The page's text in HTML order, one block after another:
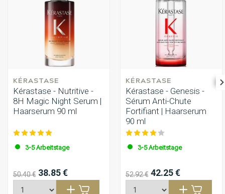
KÉRASTASE
Kérastase - Nutritive -
8H Magic Night Serum |
Haarserum 90 ml
3-5 Arbeitstage
50.40 € 38.85 €
KÉRASTASE
Kérastase - Genesis -
Sérum Anti-Chute
Fortifiant | Haarserum
90 ml
3-5 Arbeitstage
52.92 € 42.25 €